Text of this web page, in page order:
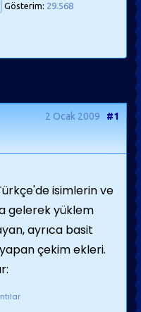
Gösterim: 29.568
2 Ocak 2009 #1
isimlerin ve
gelerek yüklem
ayrıca basit
çekim ekleri.